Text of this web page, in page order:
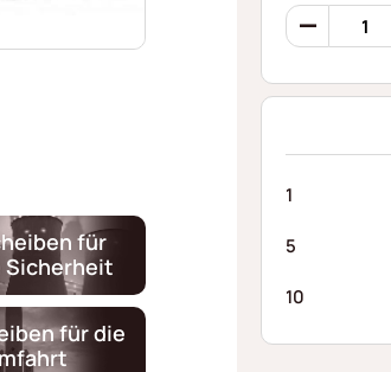
für
Sicherheit
für die
Ondufil
Wellenfedern
Menge
1
5
10